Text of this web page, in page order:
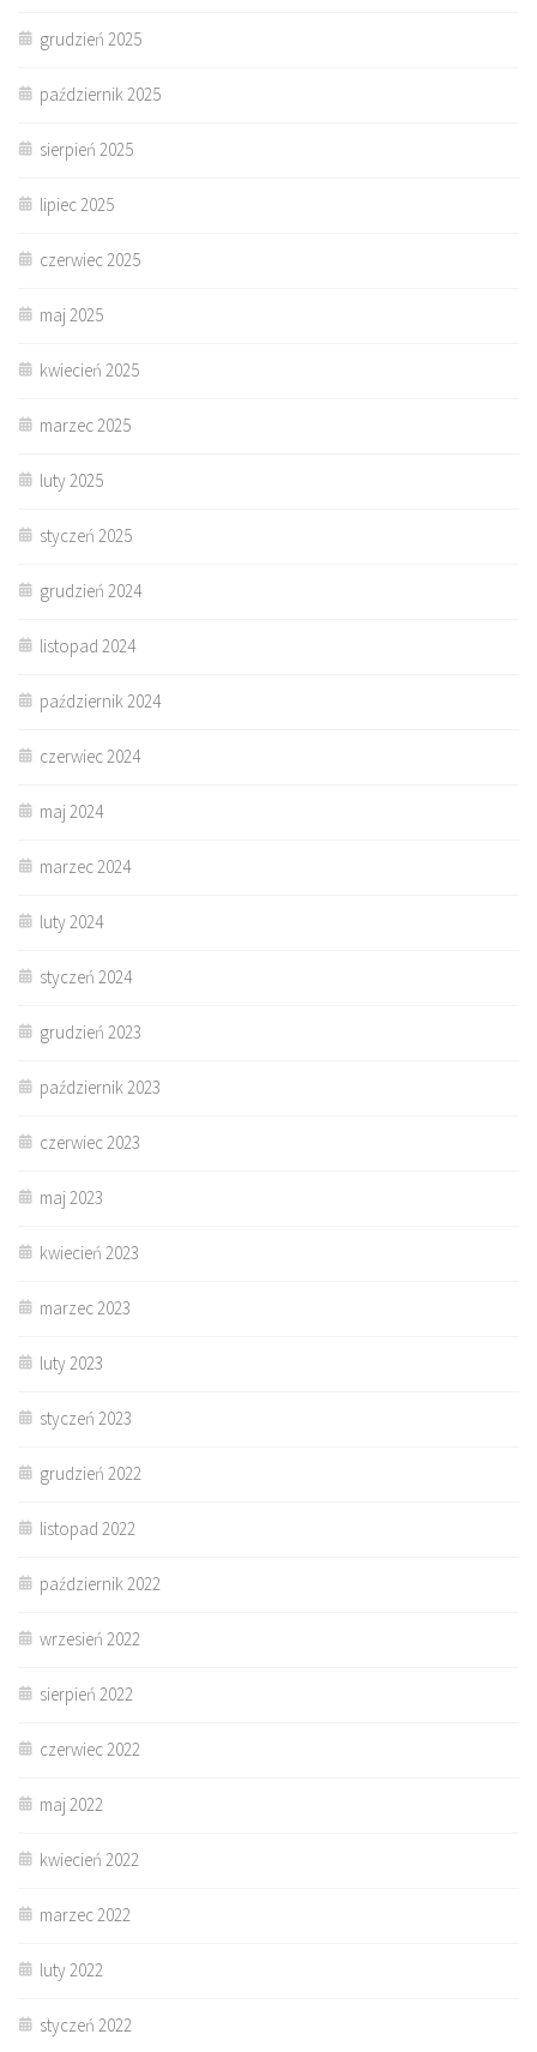
grudzień 2025
październik 2025
sierpień 2025
lipiec 2025
czerwiec 2025
maj 2025
kwiecień 2025
marzec 2025
luty 2025
styczeń 2025
grudzień 2024
listopad 2024
październik 2024
czerwiec 2024
maj 2024
marzec 2024
luty 2024
styczeń 2024
grudzień 2023
październik 2023
czerwiec 2023
maj 2023
kwiecień 2023
marzec 2023
luty 2023
styczeń 2023
grudzień 2022
listopad 2022
październik 2022
wrzesień 2022
sierpień 2022
czerwiec 2022
maj 2022
kwiecień 2022
marzec 2022
luty 2022
styczeń 2022